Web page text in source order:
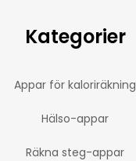
Kategorier
Appar för kaloriräkning
Hälso-appar
Räkna steg-appar